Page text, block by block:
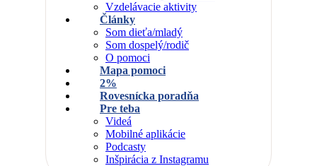
Vzdelávacie aktivity
Články
Som dieťa/mladý
Som dospelý/rodič
O pomoci
Mapa pomoci
2%
Rovesnícka poradňa
Pre teba
Videá
Mobilné aplikácie
Podcasty
Inšpirácia z Instagramu